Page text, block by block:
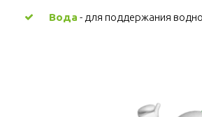
Вода - для поддержания